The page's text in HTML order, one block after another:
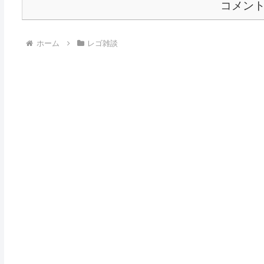
コメン
ホーム レゴ雑談